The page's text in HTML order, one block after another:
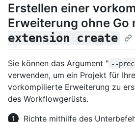
Erstellen einer
Erweiterung ohne Go
extension create
Sie können das Argument " --
verwenden, um ein Projekt für
vorkompilierte Erweiterung zu
des Workflowgerüsts.
Richte mithilfe des